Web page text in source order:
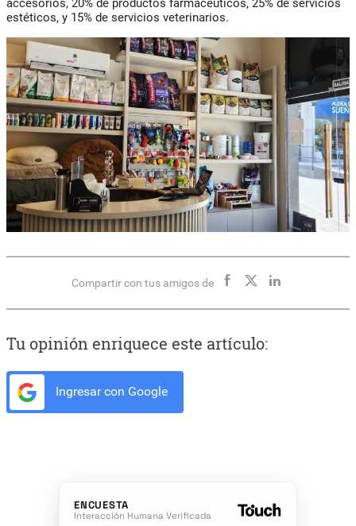
accesorios, 20% de productos farmacéuticos, 25% de servicios
estéticos, y 15% de servicios veterinarios.
Compartir con tus amigos de
Tu opinión enriquece este artículo:
Ingresar con Google
ENCUESTA
Interacción Humana Verificada